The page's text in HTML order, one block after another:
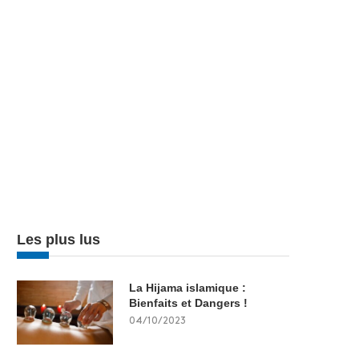
Les plus lus
La Hijama islamique :
Bienfaits et Dangers !
04/10/2023